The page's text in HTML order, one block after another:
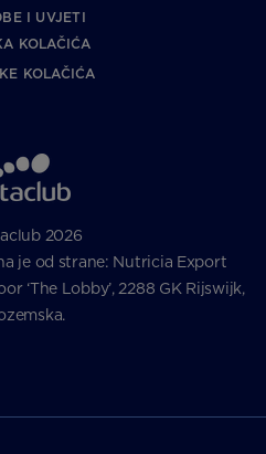
I UVJETI
KOLAČIĆA
KOLAČIĆA
2026
je od strane: Nutricia Export
‘The Lobby’, 2288 GK Rijswijk,